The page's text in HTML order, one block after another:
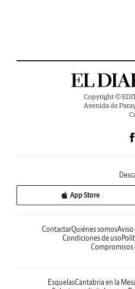
Copyright ©
Avenida de
App Store
ContactarQuiénes somosAviso
Condiciones de uso
Compromisos
EsquelasCantabria en la